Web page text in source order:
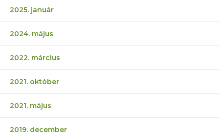
2025. január
2024. május
2022. március
2021. október
2021. május
2019. december